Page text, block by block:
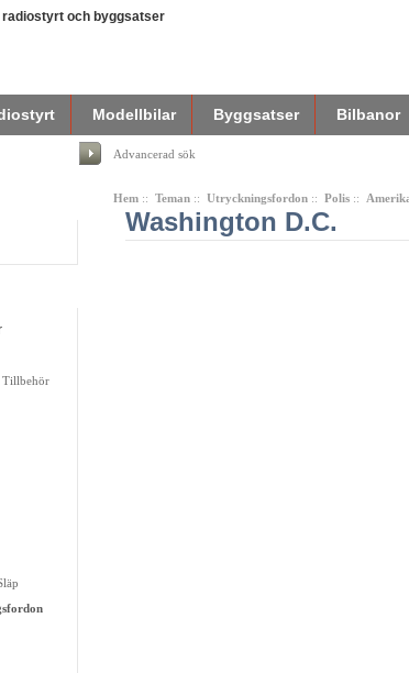
Modellbilar Byggsatser Bilbanor
Advancerad sök
Hem :: Teman :: Utryckningsfordon :: Polis ::
Washington D.C.